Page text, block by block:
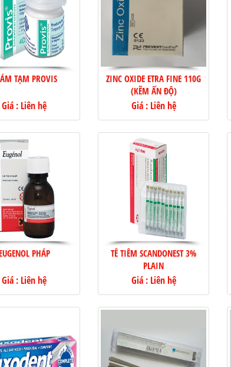
TẠM PROVIS
Giá : Liên hệ
ZINC OXIDE ETRA FINE 110G
(KẼM ẤN ĐỘ)
Giá : Liên hệ
PHÁP
Giá : Liên hệ
TÊ TIÊM SCANDONEST 3%
PLAIN
Giá : Liên hệ